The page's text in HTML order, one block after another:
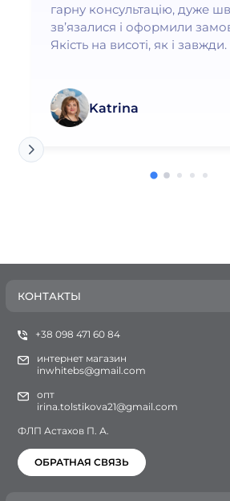
гарну консультацію, дуже
зв’язалися і оформили
Якість на висоті, як і завжди.
Katrina
КОНТАКТЫ
+38 098 471 60 84
интернет магазин
inwhitebs@gmail.com
опт
irina.tolstikova21@gmail.com
ФЛП Астахов П. А.
ОБРАТНАЯ СВЯЗЬ